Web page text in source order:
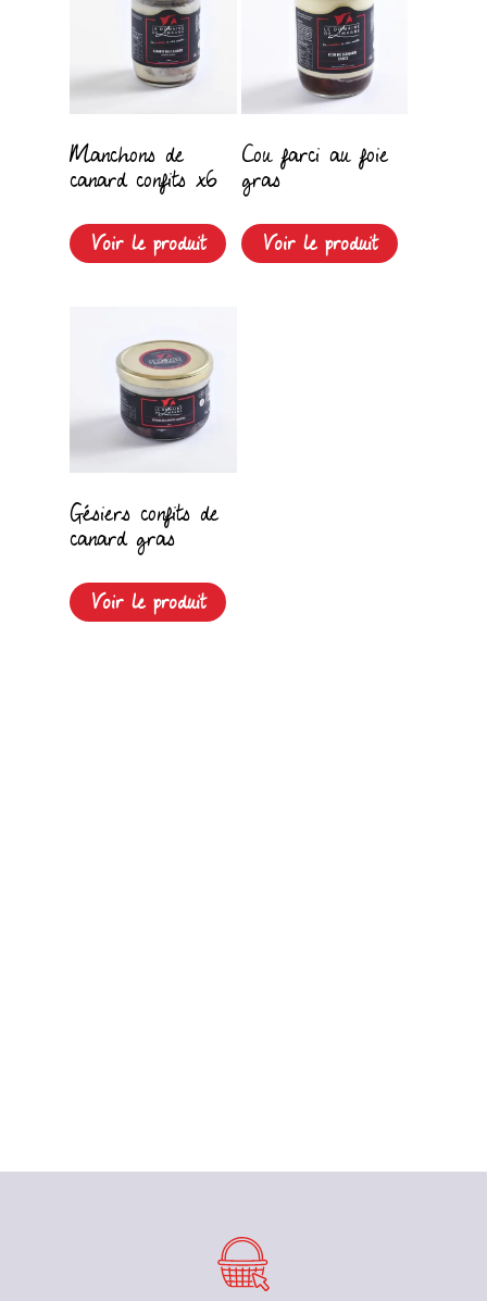
Manchons de
canard confits x6
Voir le produit
Cou farci au foie
gras
Voir le produit
Gésiers confits de
canard gras
Voir le produit